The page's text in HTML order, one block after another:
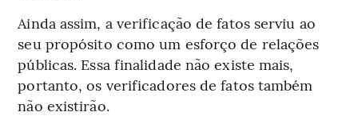
Ainda assim, a verificação de fatos serviu ao
seu propósito como um esforço de relações
públicas. Essa finalidade não existe mais,
portanto, os verificadores de fatos também
não existirão.